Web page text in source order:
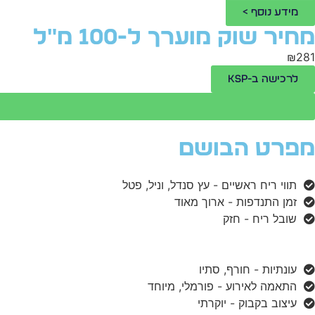
מידע נוסף >
מחיר שוק מוערך ל-100 מ"ל
₪281
לרכישה ב-KSP
מפרט הבושם
תווי ריח ראשיים - עץ סנדל, וניל, פטל
זמן התנדפות - ארוך מאוד
שובל ריח - חזק
עונתיות - חורף, סתיו
התאמה לאירוע - פורמלי, מיוחד
עיצוב בקבוק - יוקרתי